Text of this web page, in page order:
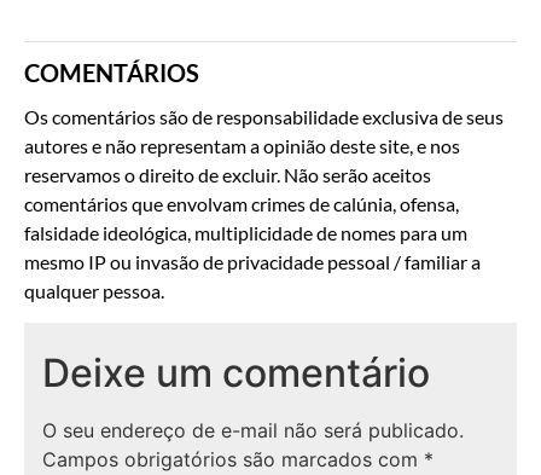
COMENTÁRIOS
Os comentários são de responsabilidade exclusiva de seus
autores e não representam a opinião deste site, e nos
reservamos o direito de excluir. Não serão aceitos
comentários que envolvam crimes de calúnia, ofensa,
falsidade ideológica, multiplicidade de nomes para um
mesmo IP ou invasão de privacidade pessoal / familiar a
qualquer pessoa.
Deixe um comentário
O seu endereço de e-mail não será publicado.
Campos obrigatórios são marcados com *